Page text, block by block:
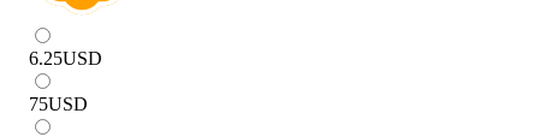
6.25USD
75USD